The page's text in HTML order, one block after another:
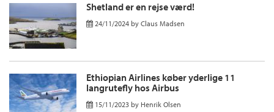
Shetland er en rejse værd!
24/11/2024 by Claus Madsen
Ethiopian Airlines køber yderlige 11
langrutefly hos Airbus
15/11/2023 by Henrik Olsen